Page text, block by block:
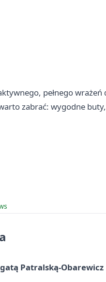
pełnego
zabrać: wygodne
Patralską-Obarewicz